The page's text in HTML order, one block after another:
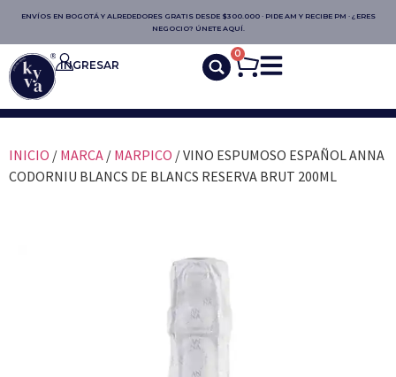
ENVÍOS EN BOGOTÁ Y ALREDEDORES GRATIS DESDE $300.000 · PIDE AM Y RECIBE PM · ¿ERES
NEGOCIO? ÚNETE AQUÍ.
INGRESAR
0
INICIO / MARCA / MARPICO / VINO ESPUMOSO ESPAÑOL ANNA
CODORNIU BLANCS DE BLANCS RESERVA BRUT 200ML